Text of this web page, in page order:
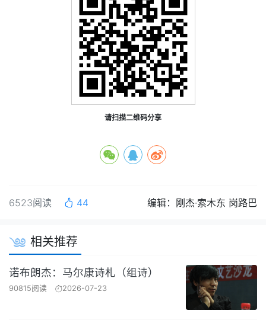
请扫描二维码分享
6523阅读 44 编辑：刚杰·索木东 岗路巴
相关推荐
诺布朗杰：马尔康诗札（组诗）
90815阅读 2026-07-23